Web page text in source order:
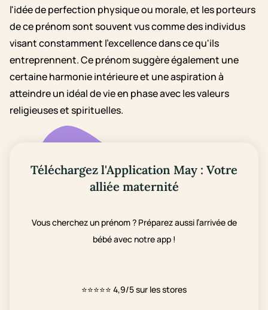
l'idée de perfection physique ou morale, et les porteurs
de ce prénom sont souvent vus comme des individus
visant constamment l'excellence dans ce qu'ils
entreprennent. Ce prénom suggère également une
certaine harmonie intérieure et une aspiration à
atteindre un idéal de vie en phase avec les valeurs
religieuses et spirituelles.
Téléchargez l'Application May : Votre
alliée maternité
Vous cherchez un prénom ? Préparez aussi l’arrivée de
bébé avec notre app !
⭐⭐⭐⭐⭐ 4,9/5 sur les stores